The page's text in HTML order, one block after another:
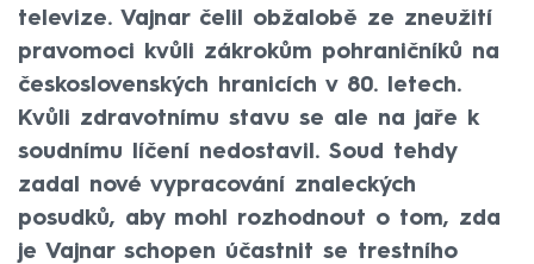
televize. Vajnar čelil obžalobě ze zneužití
pravomoci kvůli zákrokům pohraničníků na
československých hranicích v 80. letech.
Kvůli zdravotnímu stavu se ale na jaře k
soudnímu líčení nedostavil. Soud tehdy
zadal nové vypracování znaleckých
posudků, aby mohl rozhodnout o tom, zda
je Vajnar schopen účastnit se trestního